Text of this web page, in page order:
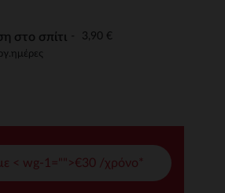
απορρήτου,
στο σπίτι 3,90 €
< wg-1="">€30 /χρόνο*